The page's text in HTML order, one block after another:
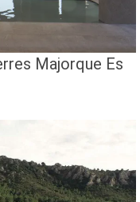
Majorque Es